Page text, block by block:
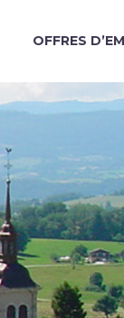
OFFRES